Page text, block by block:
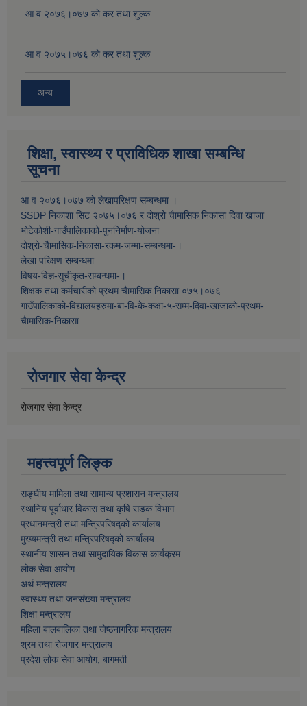
आ व २०७६।०७७ काे कर तथा शुल्क
आ व २०७५।०७६ काे कर तथा शुल्क
अन्य
शिक्षा, स्वास्थ्य र प्राविधिक शाखा सम्बन्धि
सूचना
आ व २०७६।०७७ काे लेखापरिक्षण सम्बन्धमा ।
SSDP निकाशा सिट २०७५।०७६ र दोश्रो चैामासिक निकासा दिवा खाजा
भोटेकोशी-गाउँपालिकाको-पुननिर्माण-योजना
दोश्रो-चैामासिक-निकासा-रकम-जम्मा-सम्बन्धमा-।
लेखा परिक्षण सम्बन्धमा
विषय-विज्ञ-सूचीकृत-सम्बन्धमा-।
शिक्षक तथा कर्मचारीको प्रथम च‌ैामासिक निकासा ०७५।०७६
गाउँपालिकाको-विद्यालयहरुमा-बा-वि-के-कक्षा-५-सम्म-दिवा-खाजाको-प्रथम-
चैामासिक-निकासा
रोजगार सेवा केन्द्र
रोजगार सेवा केन्द्र
महत्त्वपूर्ण लिङ्क
सङ्घीय मामिला तथा सामान्य प्रशासन मन्त्रालय
स्थानिय पूर्वाधार विकास तथा कृषि सडक विभाग
प्रधानमन्त्री तथा मन्त्रिपरिषद्को कार्यालय
मुख्यमन्त्री तथा मन्त्रिपरिषद्को कार्यालय
स्थानीय शासन तथा सामुदायिक विकास कार्यक्रम
लोक सेवा आयोग
अर्थ मन्त्रालय
स्वास्थ्य तथा जनस‌ंख्या मन्त्रालय
शिक्षा मन्त्रालय
महिला बालबालिका तथा जेष्ठनागरिक मन्त्रालय
श्रम तथा राेजगार मन्त्रालय
प्रदेश लोक सेवा आयाेग, बागमती